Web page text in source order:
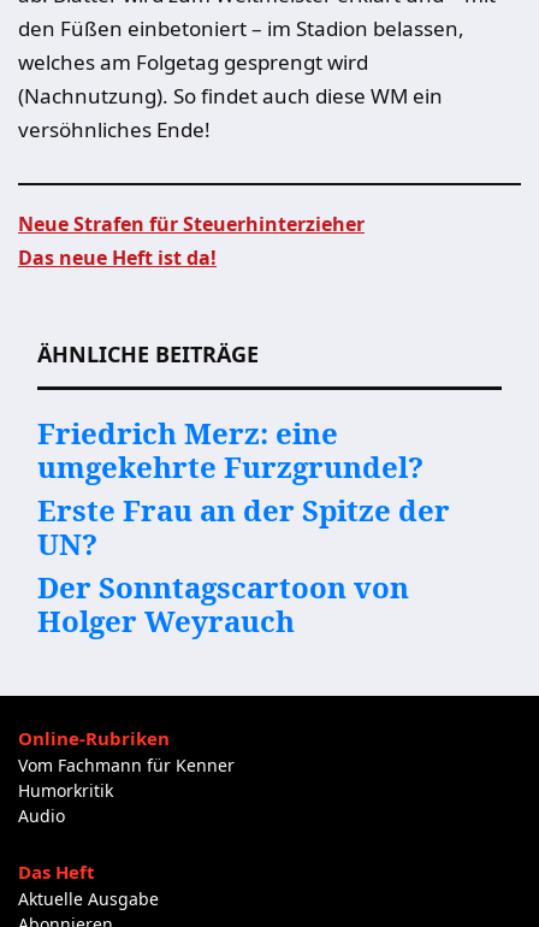
den Füßen einbetoniert – im Stadion belassen,
welches am Folgetag gesprengt wird
(Nachnutzung). So findet auch diese WM ein
versöhnliches Ende!
Neue Strafen für Steuerhinterzieher
Das neue Heft ist da!
ÄHNLICHE BEITRÄGE
Friedrich Merz: eine
umgekehrte Furzgrundel?
Erste Frau an der Spitze der
UN?
Der Sonntagscartoon von
Holger Weyrauch
Online-Rubriken
Vom Fachmann für Kenner
Humorkritik
Audio
Das Heft
Aktuelle Ausgabe